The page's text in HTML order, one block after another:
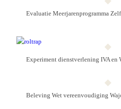
Evaluatie Meerjaren­programma
Experiment dienstverlening IVA en
Beleving Wet vereenvoudiging